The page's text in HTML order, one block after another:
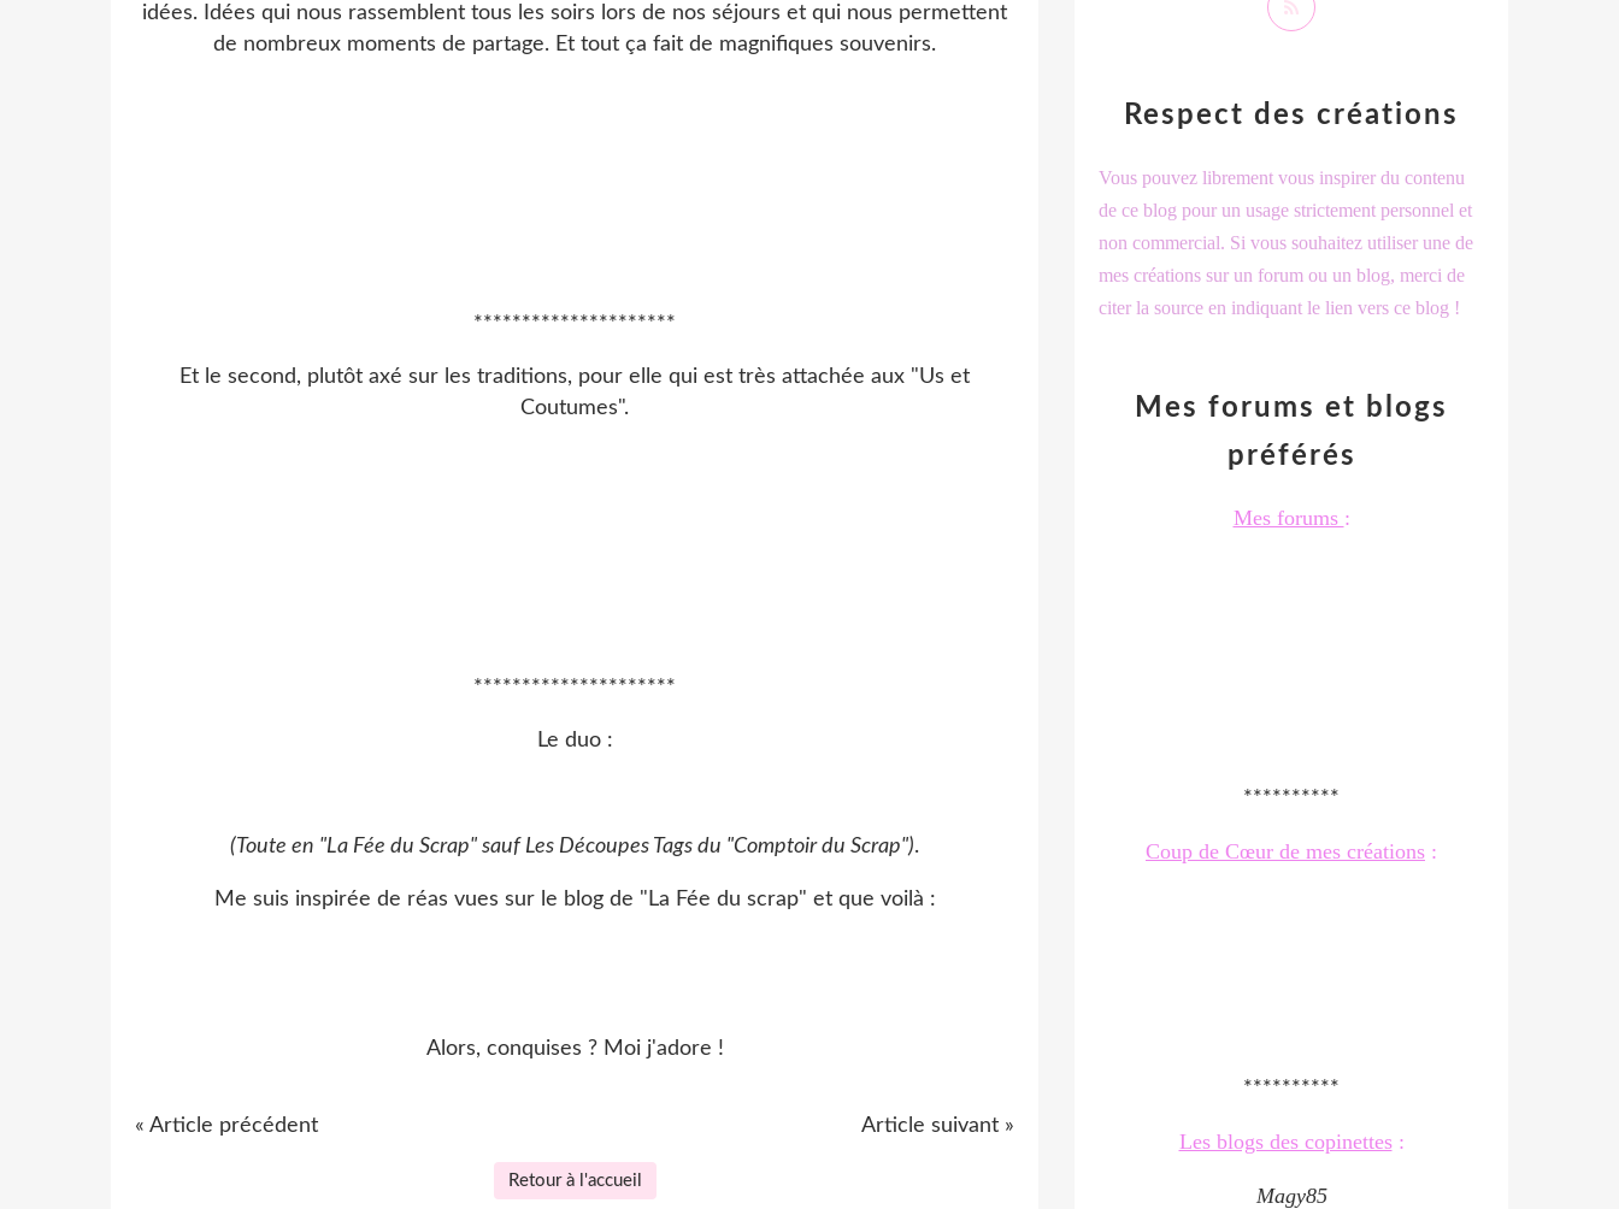
idées. Idées qui nous rassemblent tous les soirs lors de nos séjours et qui nous permettent
de nombreux moments de partage. Et tout ça fait de magnifiques souvenirs.
*********************
Et le second, plutôt axé sur les traditions, pour elle qui est très attachée aux "Us et
Coutumes".
*********************
Le duo :
(Toute en "La Fée du Scrap" sauf Les Découpes Tags du "Comptoir du Scrap").
Me suis inspirée de réas vues sur le blog de "La Fée du scrap" et que voilà :
Alors, conquises ? Moi j'adore !
« Article précédent Article suivant »
Retour à l'accueil
Respect des créations
Vous pouvez librement vous inspirer du contenu
de ce blog pour un usage strictement personnel et
non commercial. Si vous souhaitez utiliser une de
mes créations sur un forum ou un blog, merci de
citer la source en indiquant le lien vers ce blog !
Mes forums et blogs
préférés
Mes forums :
**********
Coup de Cœur de mes créations :
**********
Les blogs des copinettes:
Magy85